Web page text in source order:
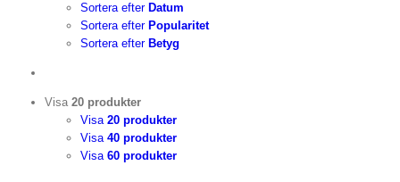
Sortera efter Datum
Sortera efter Popularitet
Sortera efter Betyg
Visa 20 produkter
Visa 20 produkter
Visa 40 produkter
Visa 60 produkter